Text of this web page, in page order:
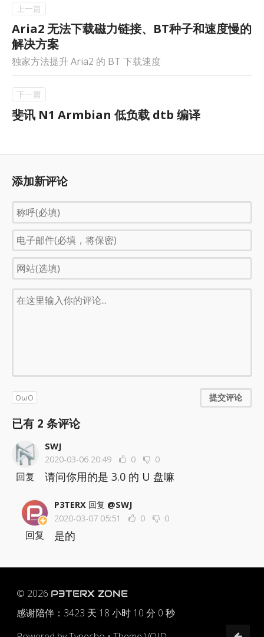
Aria2 无法下载磁力链接、BT种子和速度慢的
解决方案
独家方法提升 Aria2 的 BT 下载速度
斐讯 N1 Armbian 低负载 dtb 编译
添加新评论
OωO 提交评论
已有 2 条评论
SWJ
2020-03-06 20:49
0 0
请问你用的是 3.0 的 U 盘嘛
回复
P3TERX 回复 @SWJ
2020-03-07 05:51
0 0
是的
回复
© 2026 P3TERX ZONE
感谢陪伴： 3423 天 18 小时 10 分 1 秒